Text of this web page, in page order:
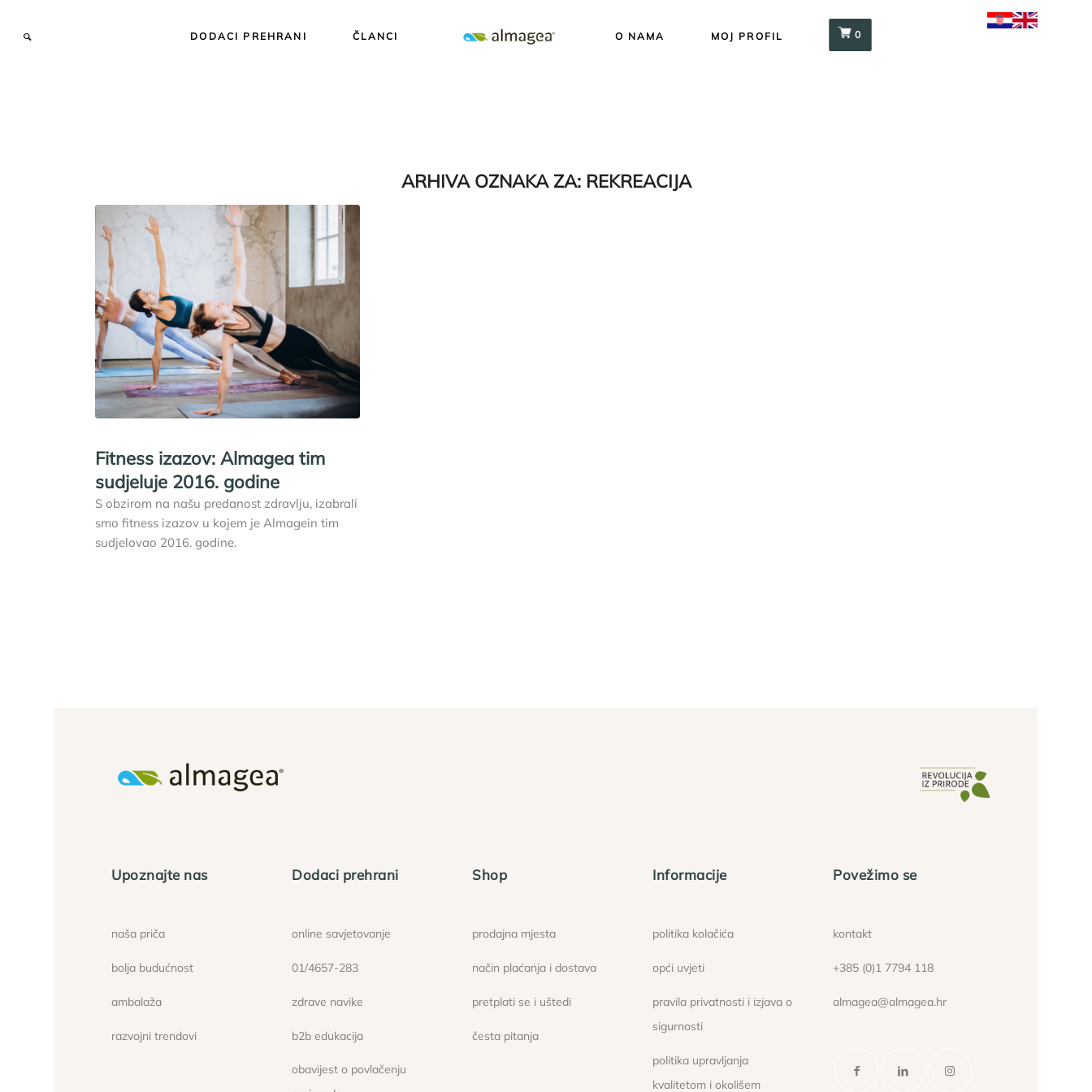
DODACI PREHRANI ČLANCI O NAMA MOJ PROFIL 0
ARHIVA OZNAKA ZA: REKREACIJA
Fitness izazov: Almagea tim
sudjeluje 2016. godine
S obzirom na našu predanost zdravlju, izabrali
smo fitness izazov u kojem je Almagein tim
sudjelovao 2016. godine.
Upoznajte nas
naša priča
bolja budućnost
ambalaža
razvojni trendovi
Dodaci prehrani
online savjetovanje
01/4657-283
zdrave navike
b2b edukacija
obavijest o povlačenju
Shop
prodajna mjesta
način plaćanja i dostava
pretplati se i uštedi
česta pitanja
Informacije
politika kolačića
opći uvjeti
pravila privatnosti i izjava o
sigurnosti
politika upravljanja
kvalitetom i okolišem
Povežimo se
kontakt
+385 (0)1 7794 118
almagea@almagea.hr